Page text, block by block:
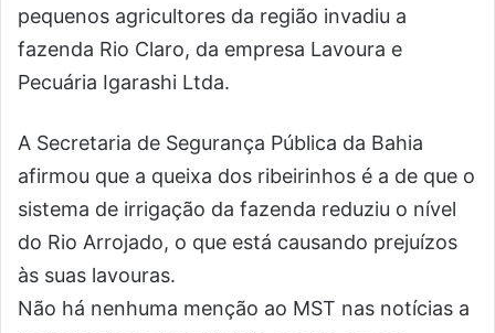
pequenos agricultores da região invadiu a
fazenda Rio Claro, da empresa Lavoura e
Pecuária Igarashi Ltda.
A Secretaria de Segurança Pública da Bahia
afirmou que a queixa dos ribeirinhos é a de que o
sistema de irrigação da fazenda reduziu o nível
do Rio Arrojado, o que está causando prejuízos
às suas lavouras.
Não há nenhuma menção ao MST nas notícias a